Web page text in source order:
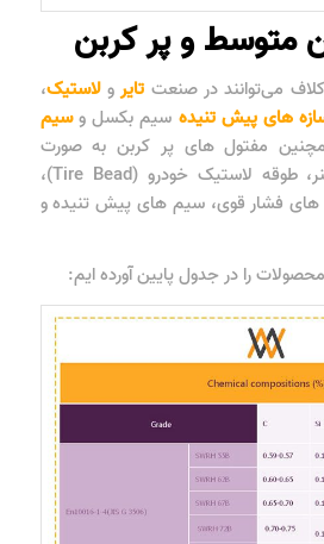
متوسط و پر کربن
می‌توانند در صنعت تایرولاستیک،
های پیش تنیده سیم بکسل وسیم
مفتول های پر کربن به صورت
اختصاصی برای تولید فنر، طوقه لاستیک خودرو (Tire Bead)،
های فشار قوی، سیم های پیش تنیده و
را در جدول پایین آورده ایم: